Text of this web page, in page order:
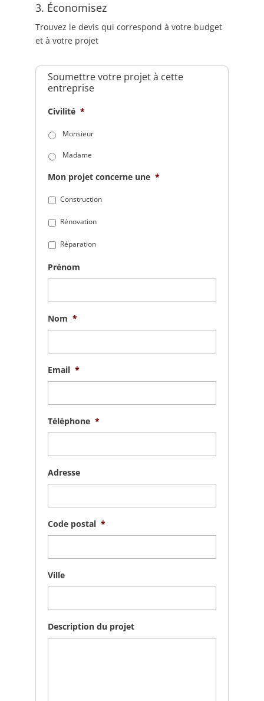
3. Économisez
Trouvez le devis qui correspond à votre budget
et à votre projet
Soumettre votre projet à cette
entreprise
Civilité *
Monsieur
Madame
Mon projet concerne une *
Construction
Rénovation
Réparation
Prénom
Nom *
Email *
Téléphone *
Adresse
Code postal *
Ville
Description du projet